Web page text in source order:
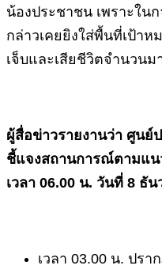
น้องประชาชน เพราะใน
กล่าวเคยยิงใส่พื้นที่เป้า
เจ็บและเสียชีวิตจำนวนม
ผู้สื่อข่าวรายงานว่า ศูน
ชี้แจงสถานการณ์ตามแ
เวลา 06.00 น. วันที่ 8 ธั
เวลา 03.00 น. ปร